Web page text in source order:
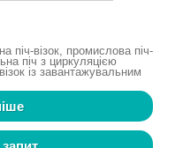
піч-візок, промислова піч-
піч з циркуляцією
із завантажувальним